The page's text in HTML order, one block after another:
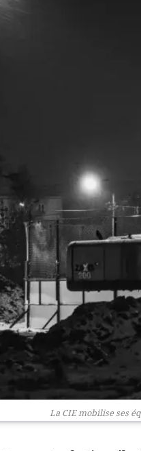
La CIE mobilise ses